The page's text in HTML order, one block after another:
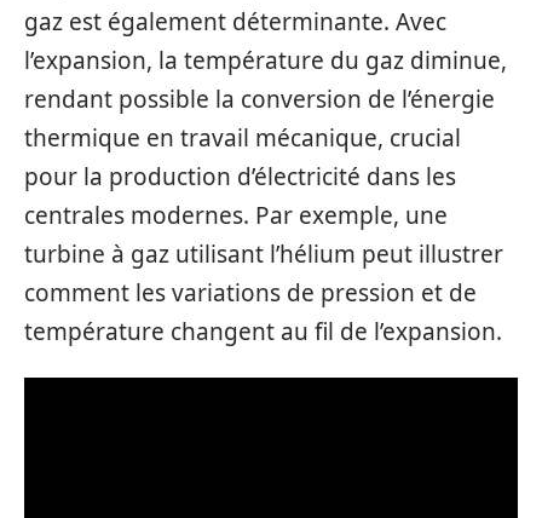
gaz est également déterminante. Avec
l’expansion, la température du gaz diminue,
rendant possible la conversion de l’énergie
thermique en travail mécanique, crucial
pour la production d’électricité dans les
centrales modernes. Par exemple, une
turbine à gaz utilisant l’hélium peut illustrer
comment les variations de pression et de
température changent au fil de l’expansion.